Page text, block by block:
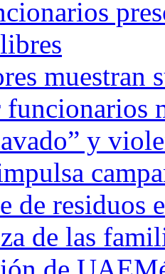
muestran
funcionarios
y
de residuos
de las